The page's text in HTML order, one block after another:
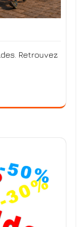
Retrouvez